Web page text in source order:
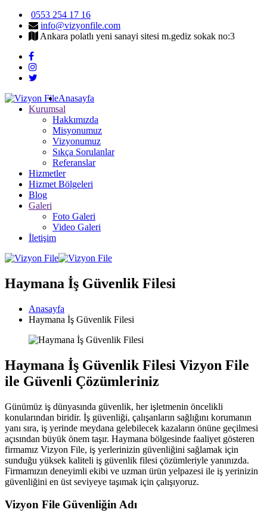
0553 254 17 16
info@vizyonfile.com
Ankara polatlı yeni sanayi sitesi m.gediz sokak no:3
Anasayfa
Kurumsal
Hakkımızda
Misyonumuz
Vizyonumuz
Sıkça Sorulanlar
Referanslar
Hizmetler
Hizmet Bölgeleri
Blog
Galeri
Foto Galeri
Video Galeri
İletişim
Haymana İş Güvenlik Filesi
Anasayfa
Haymana İş Güvenlik Filesi
Haymana İş Güvenlik Filesi Vizyon File
ile Güvenli Çözümleriniz
Günümüz iş dünyasında güvenlik, her işletmenin öncelikli
konularından biridir. İş güvenliği, çalışanların sağlığını korumanın
yanı sıra, iş yerinde meydana gelebilecek kazaların önüne geçilmesi
açısından büyük önem taşır. Haymana bölgesinde faaliyet gösteren
firmamız Vizyon File, iş yerlerinizin güvenliğini sağlamak için
sunduğu yüksek kaliteli iş güvenlik filesi çözümleriyle yanınızda.
Firmamızın deneyimli ekibi ve uzman ürün yelpazesi ile iş yerinizin
güvenliğini en üst seviyeye taşımak için çalışıyoruz.
Vizyon File Güvenliğin Adı